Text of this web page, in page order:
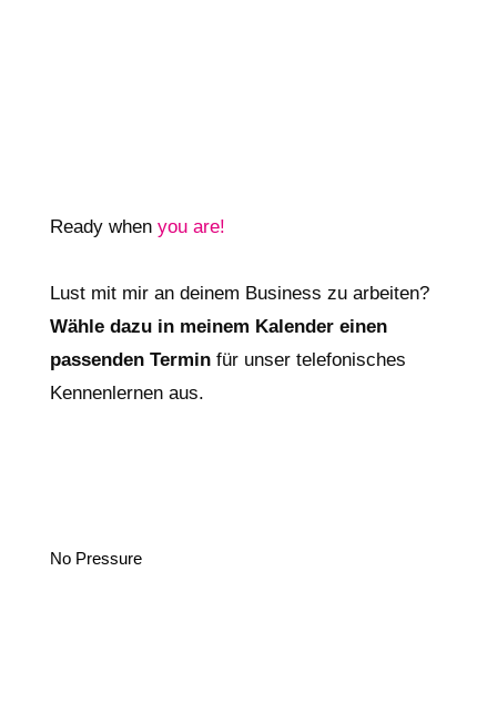
Ready when you are!
Lust mit mir an deinem Business zu arbeiten?
Wähle dazu in meinem Kalender einen
passenden Terminfür unser telefonisches
Kennenlernen aus.
No Pressure